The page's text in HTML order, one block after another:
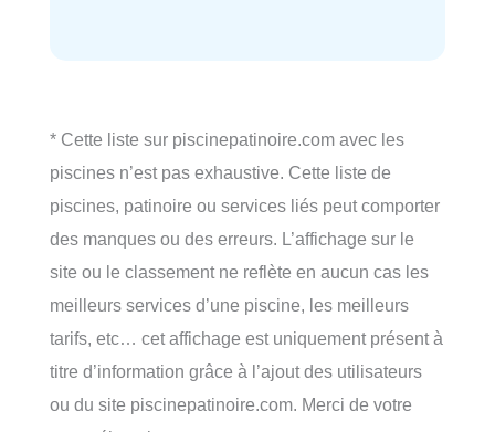
* Cette liste sur piscinepatinoire.com avec les
piscines n’est pas exhaustive. Cette liste de
piscines, patinoire ou services liés peut comporter
des manques ou des erreurs. L’affichage sur le
site ou le classement ne reflète en aucun cas les
meilleurs services d’une piscine, les meilleurs
tarifs, etc… cet affichage est uniquement présent à
titre d’information grâce à l’ajout des utilisateurs
ou du site piscinepatinoire.com. Merci de votre